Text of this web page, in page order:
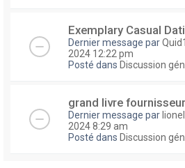
Exemplary Сasual
Dernier message par
2024 12:22 pm
Posté dans Discussion
grand livre
Dernier message par
2024 8:29 am
Posté dans Discussion